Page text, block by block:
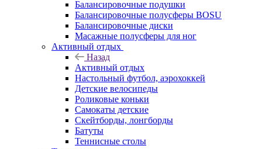
Балансировочные подушки
Балансировочные полусферы BOSU
Балансировочные диски
Масажные полусферы для ног
Активный отдых
Назад
Активный отдых
Настольный футбол, аэрохоккей
Детские велосипеды
Роликовые коньки
Самокаты детские
Скейтборды, лонгборды
Батуты
Теннисные столы